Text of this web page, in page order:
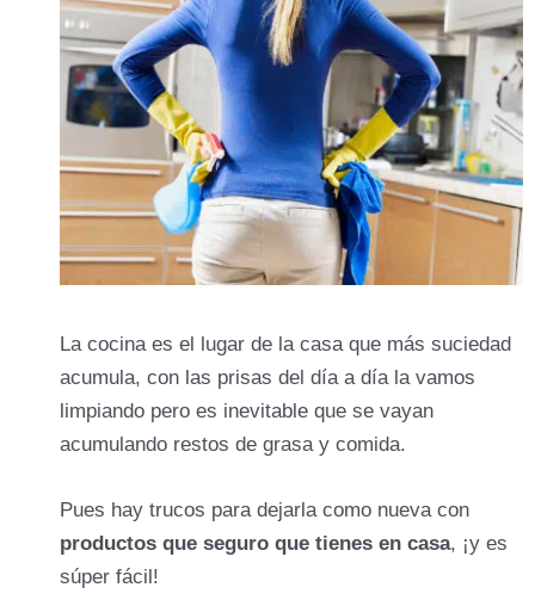
La cocina es el lugar de la casa que más suciedad
acumula, con las prisas del día a día la vamos
limpiando pero es inevitable que se vayan
acumulando restos de grasa y comida.
Pues hay trucos para dejarla como nueva con
productos que seguro que tienes en casa, ¡y es
súper fácil!